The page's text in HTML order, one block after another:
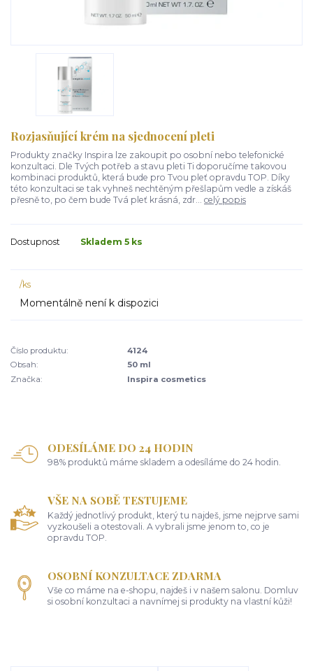
Rozjasňující krém na sjednocení pleti
Produkty značky Inspira lze zakoupit po osobní nebo telefonické
konzultaci. Dle Tvých potřeb a stavu pleti Ti doporučíme takovou
kombinaci produktů, která bude pro Tvou pleť opravdu TOP. Díky
této konzultaci se tak vyhneš nechtěným přešlapům vedle a získáš
přesně to, po čem bude Tvá pleť krásná, zdr... celý popis
Dostupnost Skladem 5 ks
/ks
Momentálně není k dispozici
Číslo produktu:
4124
Obsah:
50 ml
Značka:
Inspira cosmetics
ODESÍLÁME DO 24 HODIN
98% produktů máme skladem a odesíláme do 24 hodin.
VŠE NA SOBĚ TESTUJEME
Každý jednotlivý produkt, který tu najdeš, jsme nejprve sami
vyzkoušeli a otestovali. A vybrali jsme jenom to, co je
opravdu TOP.
OSOBNÍ KONZULTACE ZDARMA
Vše co máme na e-shopu, najdeš i v našem salonu. Domluv
si osobní konzultaci a navnímej si produkty na vlastní kůži!